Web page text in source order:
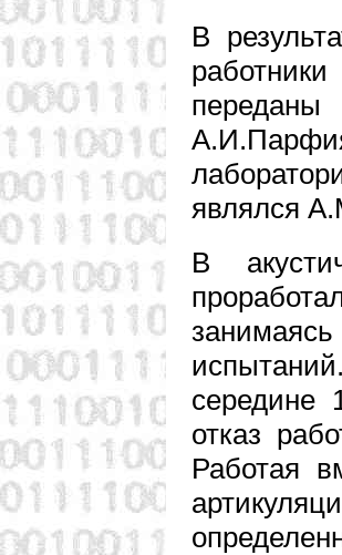
В
являлся
В
середине
отказ
Работая